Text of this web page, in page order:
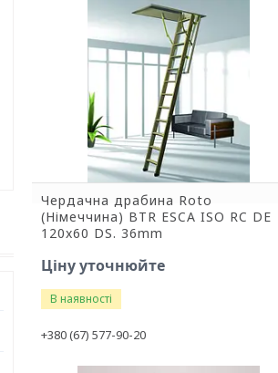
Чердачна драбина Roto
(Німеччина) BTR ESCA ISO RC DE
120x60 DS. 36mm
Ціну уточнюйте
В наявності
+380 (67) 577-90-20